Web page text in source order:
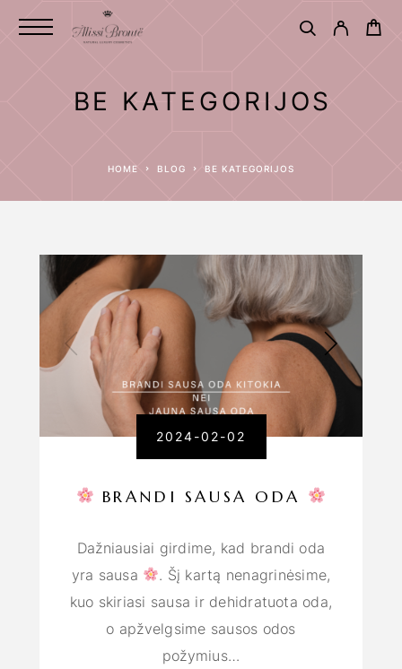
BE KATEGORIJOS
HOME BLOG BE KATEGORIJOS
2024-02-02
BRANDI SAUSA ODA
Dažniausiai girdime, kad brandi oda
yra sausa
. Šį kartą nenagrinėsime,
kuo skiriasi sausa ir dehidratuota oda,
o apžvelgsime sausos odos
požymius…